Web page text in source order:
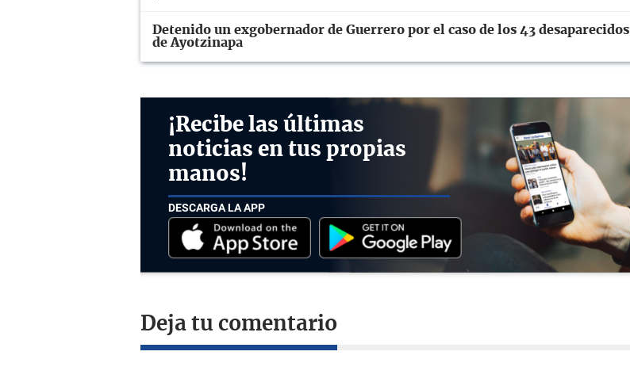
Detenido un exgobernador de Guerrero por el caso de los 43 desaparecidos
de Ayotzinapa
¡Recibe las últimas
noticias en tus propias
manos!
DESCARGA LA APP
Deja tu comentario